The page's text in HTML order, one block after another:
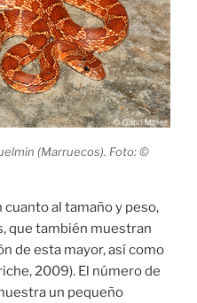
(Marruecos). Foto: ©
al tamaño y peso,
que también muestran
de esta mayor, así como
2009). El número de
un pequeño